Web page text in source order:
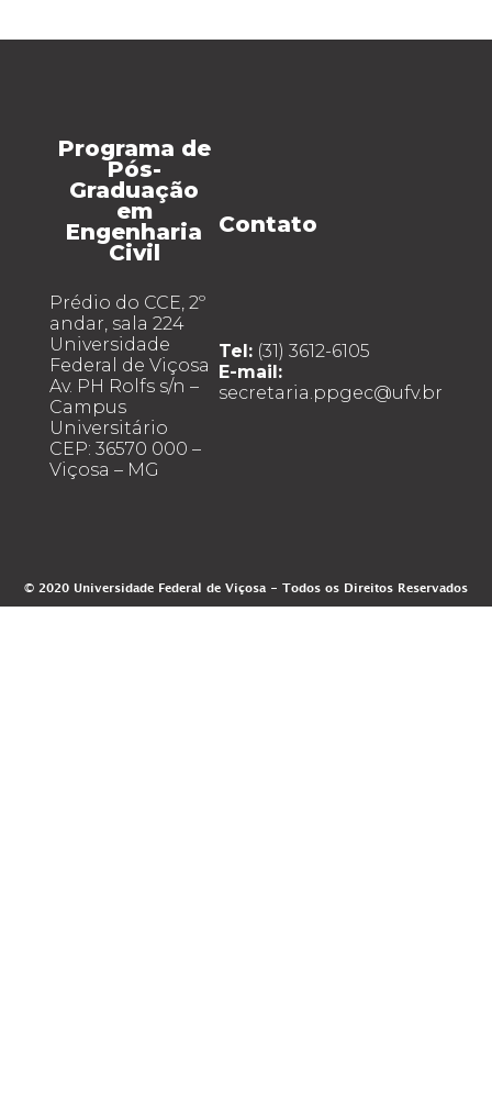
Programa de
Pós-
Graduação
em
Engenharia
Civil
Prédio do CCE, 2º
andar, sala 224
Universidade
Federal de Viçosa
Av. PH Rolfs s/n –
Campus
Universitário
CEP: 36570 000 –
Viçosa – MG
Contato
Tel: (31) 3612-6105
E-mail:
secretaria.ppgec@ufv.br
© 2020 Universidade Federal de Viçosa - Todos os Direitos Reservados